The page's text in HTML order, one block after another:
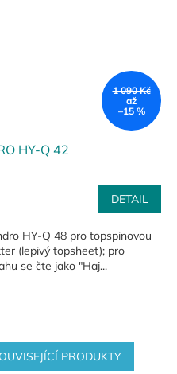
1 090 Kč
až
–15 %
HY-Q 42
DETAIL
HY-Q 48 pro topspinovou
(lepivý topsheet); pro
se čte jako "Haj...
PRODUKTY